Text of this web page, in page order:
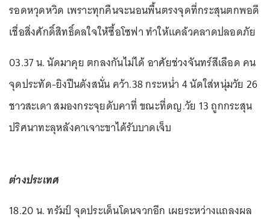
รอดหวุดหวิด เพราะทุกคืนจะนอนพื้นตรงจุดที่กระสุนตกพอดี
เชื่อสิ่งศักดิ์สิทธิ์ดลใจให้ซื้อโซฟา ทำให้แคล้วคลาดปลอดภัย
03.37 น. นัดมาคุย ตกลงกันไม่ได้ อาศัยช่วงจันทร์สีเลือด คน
จุดประทัด-ยิงปืนดังสนั่น คว้า.38 กระหน่ำ 4 นัดใส่หนุ่มวัย 26
ชาวสะเดา สมองกระจุยดับคาที่ ขณะที่ดญ.วัย 13 ถูกกระสุน
ปริศนาทะลุหลังคาเจาะขาได้รับบาดเจ็บ
ต่างประเทศ
18.20 น. ทรัมป์ จุดประเด็นโดนจวกอีก เผยระหว่างแถลงผล